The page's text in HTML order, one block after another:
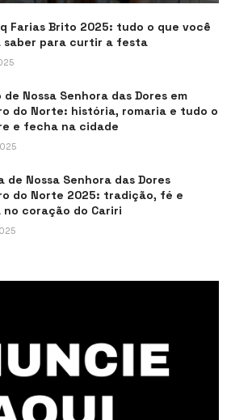
Farias Brito 2025: tudo o que você
saber para curtir a festa
de Nossa Senhora das Dores em
do Norte: história, romaria e tudo o
e fecha na cidade
de Nossa Senhora das Dores
do Norte 2025: tradição, fé e
coração do Cariri